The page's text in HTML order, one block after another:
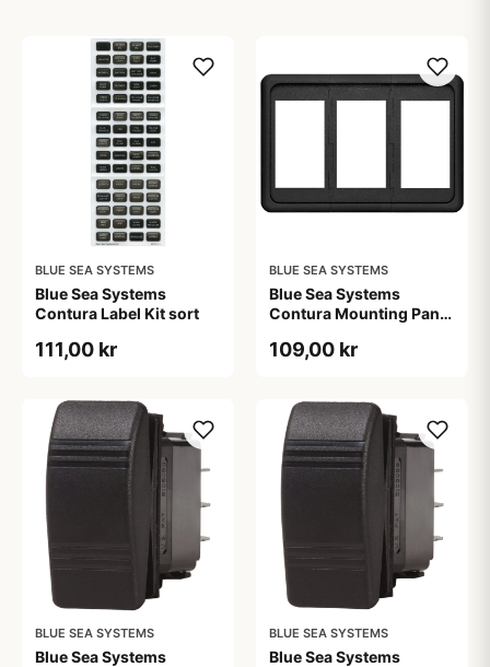
BLUE SEA SYSTEMS
Blue Sea Systems
Contura Label Kit sort
111,00 kr
BLUE SEA SYSTEMS
Blue Sea Systems
Contura Mounting Panel
109,00 kr
BLUE SEA SYSTEMS
Blue Sea Systems
BLUE SEA SYSTEMS
Blue Sea Systems